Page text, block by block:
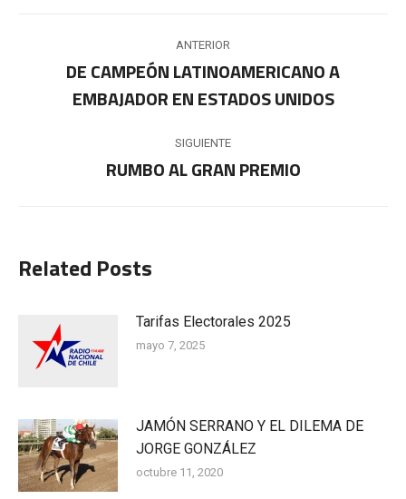
entre
publicaciones
ANTERIOR
anterior:
DE CAMPEÓN LATINOAMERICANO A
EMBAJADOR EN ESTADOS UNIDOS
SIGUIENTE
Publicación
RUMBO AL GRAN PREMIO
Related Posts
Tarifas Electorales 2025
mayo 7, 2025
JAMÓN SERRANO Y EL DILEMA DE
JORGE GONZÁLEZ
octubre 11, 2020